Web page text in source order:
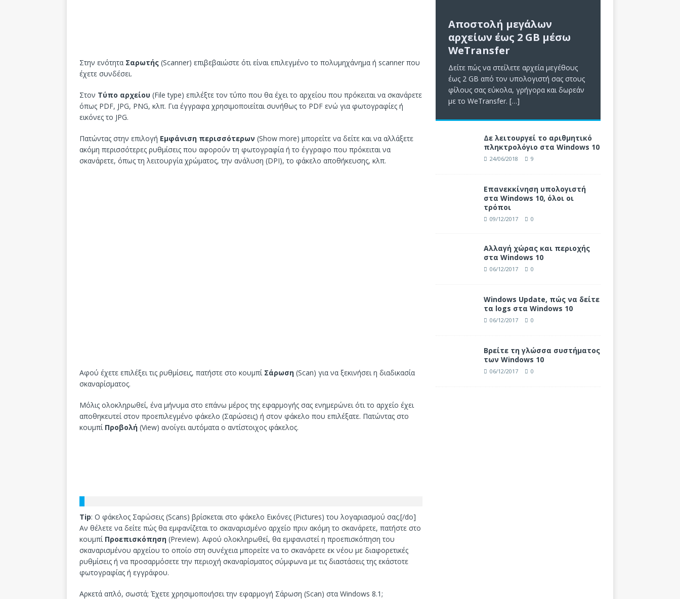
Στην ενότητα Σαρωτής (Scanner) επιβεβαιώστε ότι είναι επιλεγμένο το πολυμηχάνημα ή scanner που
έχετε συνδέσει.
Στον Τύπο αρχείου (File type) επιλέξτε τον τύπο που θα έχει το αρχείου που πρόκειται να σκανάρετε
όπως PDF, JPG, PNG, κλπ. Για έγγραφα χρησιμοποιείται συνήθως το PDF ενώ για φωτογραφίες ή
εικόνες το JPG.
Πατώντας στην επιλογή Εμφάνιση περισσότερων (Show more) μπορείτε να δείτε και να αλλάξετε
ακόμη περισσότερες ρυθμίσεις που αφορούν τη φωτογραφία ή το έγγραφο που πρόκειται να
σκανάρετε, όπως τη λειτουργία χρώματος, την ανάλυση (DPI), το φάκελο αποθήκευσης, κλπ.
Αφού έχετε επιλέξει τις ρυθμίσεις, πατήστε στο κουμπί Σάρωση (Scan) για να ξεκινήσει η διαδικασία
σκαναρίσματος.
Μόλις ολοκληρωθεί, ένα μήνυμα στο επάνω μέρος της εφαρμογής σας ενημερώνει ότι το αρχείο έχει
αποθηκευτεί στον προεπιλεγμένο φάκελο (Σαρώσεις) ή στον φάκελο που επιλέξατε. Πατώντας στο
κουμπί Προβολή (View) ανοίγει αυτόματα ο αντίστοιχος φάκελος.
Tip: Ο φάκελος Σαρώσεις (Scans) βρίσκεται στο φάκελο Εικόνες (Pictures) του λογαριασμού σας.[/do]
Αν θέλετε να δείτε πώς θα εμφανίζεται το σκαναρισμένο αρχείο πριν ακόμη το σκανάρετε, πατήστε στο
κουμπί Προεπισκόπηση (Preview). Αφού ολοκληρωθεί, θα εμφανιστεί η προεπισκόπηση του
σκαναρισμένου αρχείου το οποίο στη συνέχεια μπορείτε να το σκανάρετε εκ νέου με διαφορετικές
ρυθμίσεις ή να προσαρμόσετε την περιοχή σκαναρίσματος σύμφωνα με τις διαστάσεις της εκάστοτε
φωτογραφίας ή εγγράφου.
Αρκετά απλό, σωστά; Έχετε χρησιμοποιήσει την εφαρμογή Σάρωση (Scan) στα Windows 8.1;
Αποστολή μεγάλων
αρχείων έως 2 GB μέσω
WeTransfer
Δείτε πώς να στείλετε αρχεία μεγέθους
έως 2 GB από τον υπολογιστή σας στους
φίλους σας εύκολα, γρήγορα και δωρεάν
με το WeTransfer. […]
Δε λειτουργεί το αριθμητικό
πληκτρολόγιο στα Windows 10
24/06/2018 9
Επανεκκίνηση υπολογιστή
στα Windows 10, όλοι οι
τρόποι
09/12/2017 0
Αλλαγή χώρας και περιοχής
στα Windows 10
06/12/2017 0
Windows Update, πώς να δείτε
τα logs στα Windows 10
06/12/2017 0
Βρείτε τη γλώσσα συστήματος
των Windows 10
06/12/2017 0